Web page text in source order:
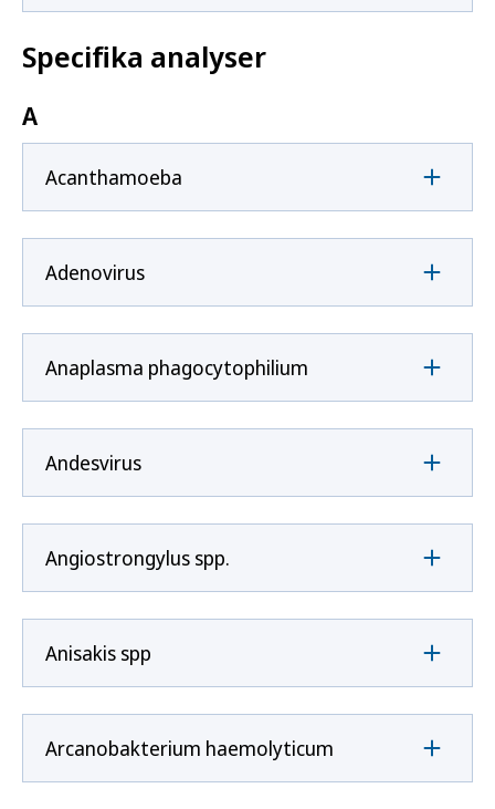
Specifika analyser
A
Acanthamoeba
Adenovirus
Anaplasma phagocytophilium
Andesvirus
Angiostrongylus spp.
Anisakis spp
Arcanobakterium haemolyticum